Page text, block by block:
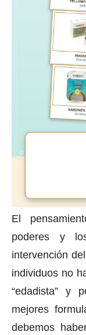
El
poderes y
intervención
individuos no
“edadista” y
mejores
debemos